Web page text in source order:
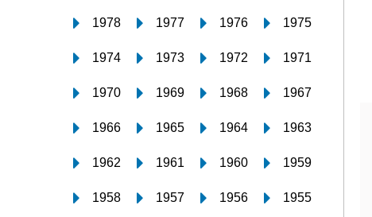
1978 1977 1976 1975
1974 1973 1972 1971
1970 1969 1968 1967
1966 1965 1964 1963
1962 1961 1960 1959
1958 1957 1956 1955